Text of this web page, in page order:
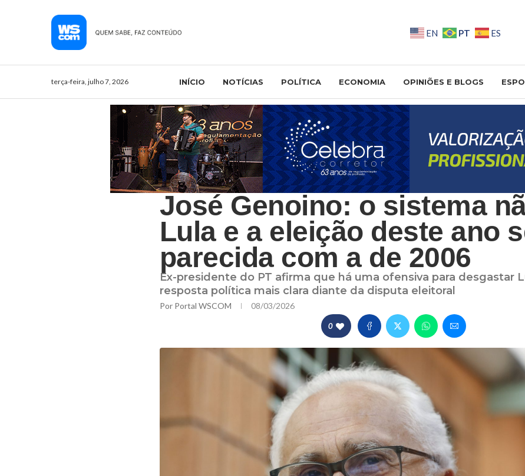
EN PT ES
terça-feira, julho 7, 2026 INÍCIO NOTÍCIAS POLÍTICA ECONOMIA OPINIÕES E BLOGS
José Genoino: o sistema
Lula e a eleição deste ano
parecida com a de 2006
Ex-presidente do PT afirma que há uma ofensiva para desgastar
resposta política mais clara diante da disputa eleitoral
Por Portal WSCOM 08/03/2026
0